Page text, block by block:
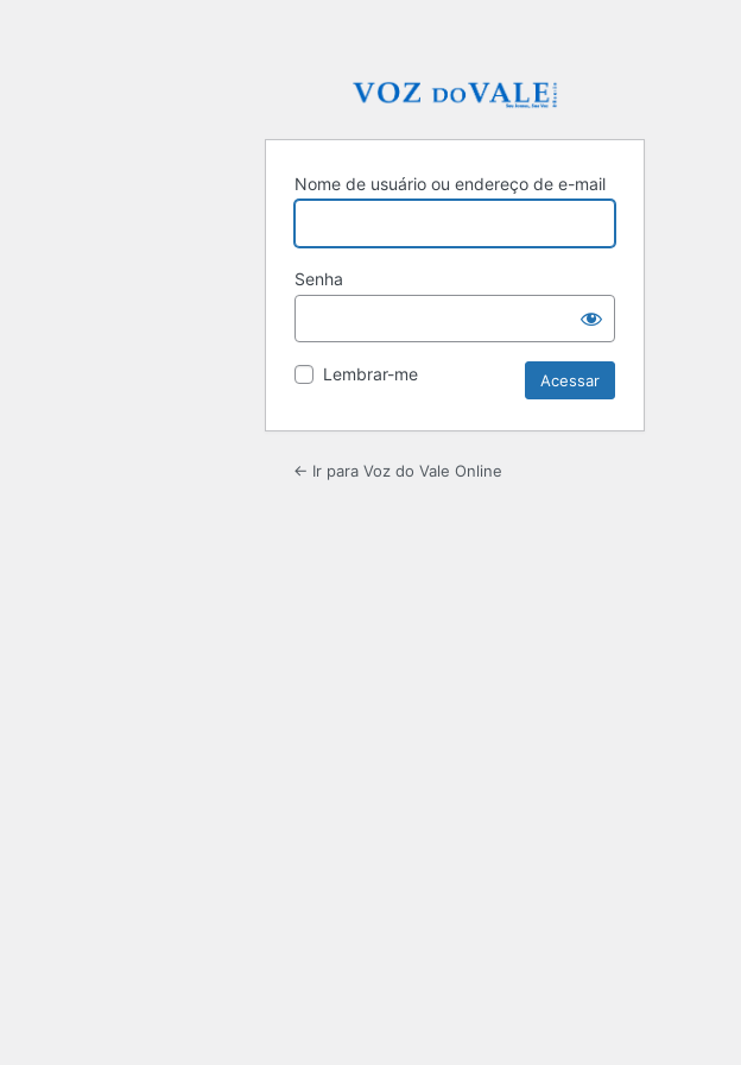
Nome de usuário ou endereço de e-mail
Senha
Lembrar-me
← Ir para Voz do Vale Online